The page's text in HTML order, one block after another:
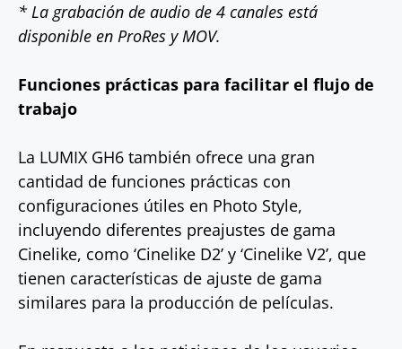
* La grabación de audio de 4 canales está
disponible en ProRes y MOV.
Funciones prácticas para facilitar el flujo de
trabajo
La LUMIX GH6 también ofrece una gran
cantidad de funciones prácticas con
configuraciones útiles en Photo Style,
incluyendo diferentes preajustes de gama
Cinelike, como ‘Cinelike D2’ y ‘Cinelike V2’, que
tienen características de ajuste de gama
similares para la producción de películas.